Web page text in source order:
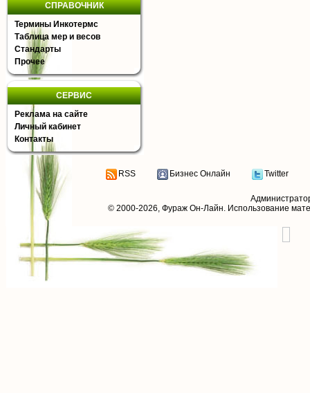
СПРАВОЧНИК
Термины Инкотермс
Таблица мер и весов
Стандарты
Прочее
СЕРВИС
Реклама на сайте
Личный кабинет
Контакты
RSS Бизнес Онлайн Twitter
© 2000-2026, Фураж Он-Лайн. Использование